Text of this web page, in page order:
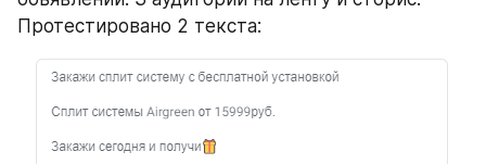
Протестировано 2 текста: